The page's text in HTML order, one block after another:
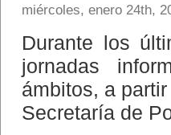
miércoles, enero 24th,
Durante los
jornadas
ámbitos, a
Secretaría de